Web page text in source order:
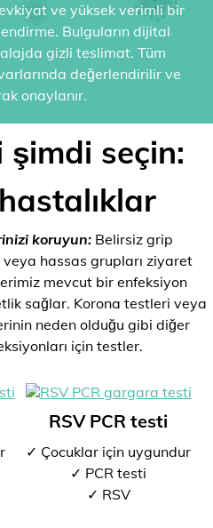
ve yüksek verimli bir
Bulguların dijital
gizli teslimat. Tüm
değerlendirilir ve
onaylanır.
şimdi seçin:
koruyun:Belirsiz grip
hassas grupları ziyaret
mevcut bir enfeksiyon
sağlar. Korona testleri veya
neden olduğu gibi diğer
için testler.
RSV PCR testi
✓ Çocuklar için uygundur
✓ PCR testi
✓ RSV